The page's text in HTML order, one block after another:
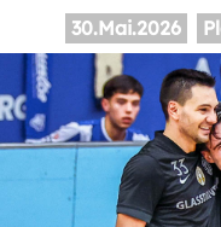
30.Mai.2026